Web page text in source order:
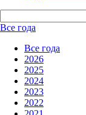
Все года
Все года
2026
2025
2024
2023
2022